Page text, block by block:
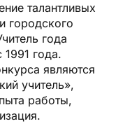
талантливых
городского
года
года.
являются
учитель»,
работы,